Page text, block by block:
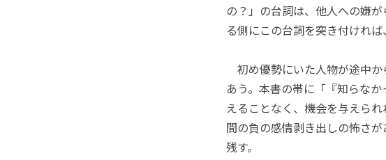
の？」の台詞は、他人への嫌
る側にこの台詞を突き付けれ
初め優勢にいた人物が途中
あう。本書の帯に「『知らな
えることなく、機会を与えら
間の負の感情剥き出しの怖さ
残す。